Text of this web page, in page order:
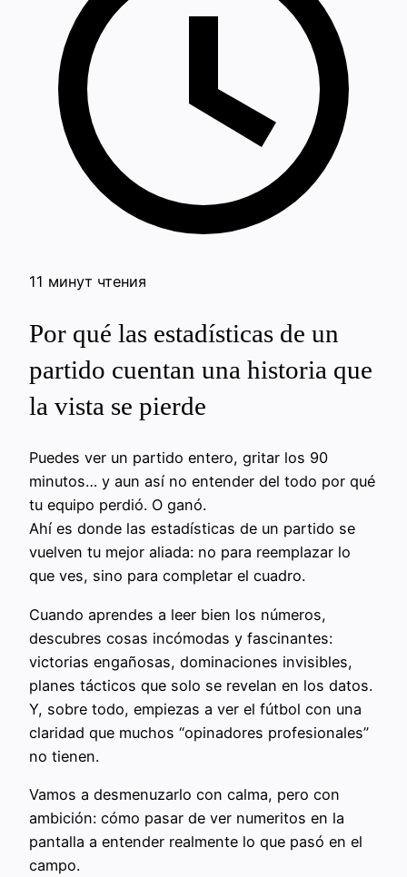
11 минут чтения
Por qué las estadísticas de un
partido cuentan una historia que
la vista se pierde
Puedes ver un partido entero, gritar los 90
minutos… y aun así no entender del todo por qué
tu equipo perdió. O ganó.
Ahí es donde las estadísticas de un partido se
vuelven tu mejor aliada: no para reemplazar lo
que ves, sino para completar el cuadro.
Cuando aprendes a leer bien los números,
descubres cosas incómodas y fascinantes:
victorias engañosas, dominaciones invisibles,
planes tácticos que solo se revelan en los datos.
Y, sobre todo, empiezas a ver el fútbol con una
claridad que muchos “opinadores profesionales”
no tienen.
Vamos a desmenuzarlo con calma, pero con
ambición: cómo pasar de ver numeritos en la
pantalla a entender realmente lo que pasó en el
campo.